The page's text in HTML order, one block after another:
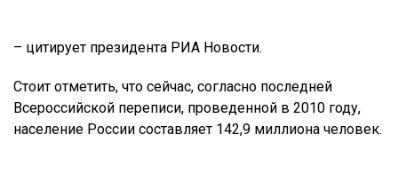
– цитирует президента РИА Новости.
Стоит отметить, что сейчас, согласно последней
Всероссийской переписи, проведенной в 2010 году,
население России составляет 142,9 миллиона человек.